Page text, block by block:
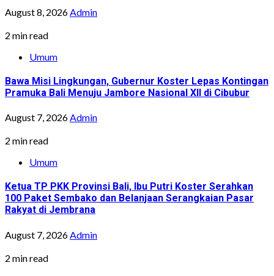
August 8, 2026 Admin
2 min read
Umum
Bawa Misi Lingkungan, Gubernur Koster Lepas Kontingan
Pramuka Bali Menuju Jambore Nasional XII di Cibubur
August 7, 2026Admin
2 min read
Umum
Ketua TP PKK Provinsi Bali, Ibu Putri Koster Serahkan
100 Paket Sembako dan Belanjaan Serangkaian Pasar
Rakyat di Jembrana
August 7, 2026 Admin
2 min read